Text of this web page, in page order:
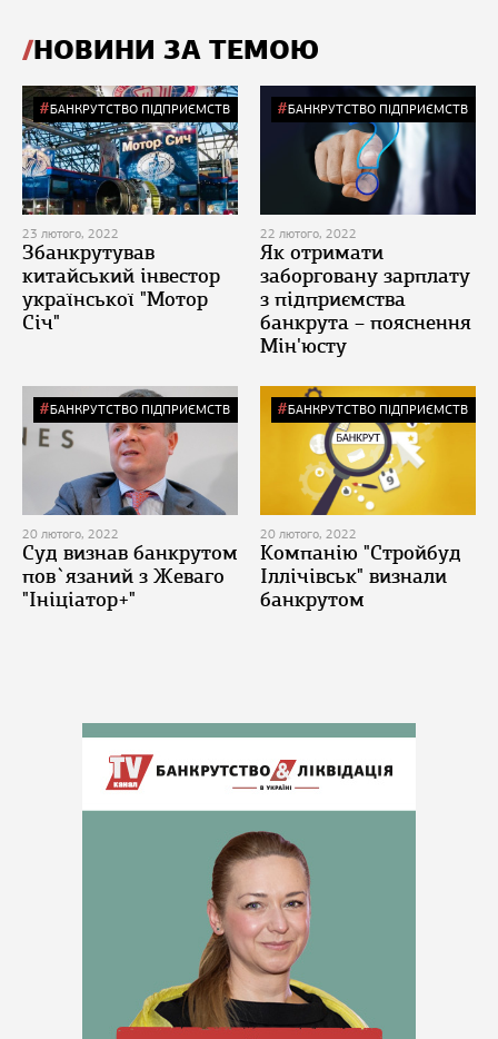
НОВИНИ ЗА ТЕМОЮ
БАНКРУТСТВО ПІДПРИЄМСТВ
23 лютого, 2022
Збанкрутував
китайський інвестор
української "Мотор
Січ"
БАНКРУТСТВО ПІДПРИЄМСТВ
22 лютого, 2022
Як отримати
заборговану зарплату
з підприємства
банкрута – пояснення
Мін'юсту
БАНКРУТСТВО ПІДПРИЄМСТВ
20 лютого, 2022
Суд визнав банкрутом
пов`язаний з Жеваго
"Ініціатор+"
БАНКРУТСТВО ПІДПРИЄМСТВ
20 лютого, 2022
Компанію "Стройбуд
Іллічівськ" визнали
банкрутом